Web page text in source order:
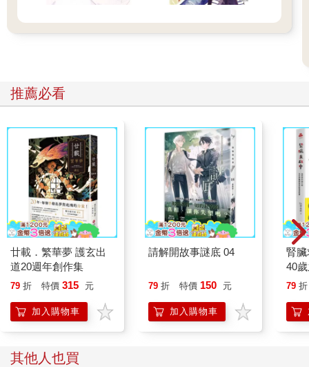
推薦必看
廿載．繁華夢 護玄出
道20週年創作集
79 折 特價 315 元
加入購物車
請解開故事謎底 04
79 折 特價 150 元
加入購物車
腎
40
就
79 折
其他人也買